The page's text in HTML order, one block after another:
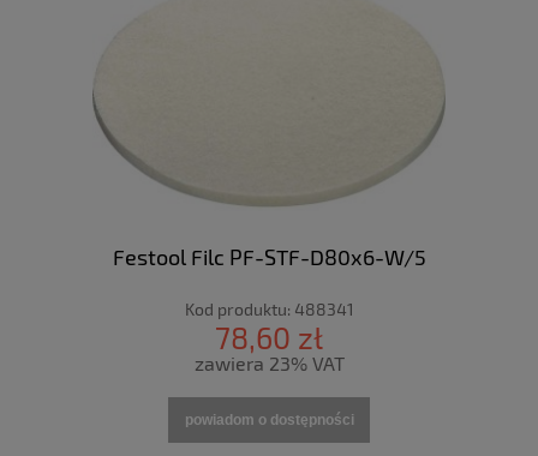
Festool Filc PF-STF-D80x6-W/5
Kod produktu: 488341
78,60 zł
zawiera 23% VAT
powiadom o dostępności